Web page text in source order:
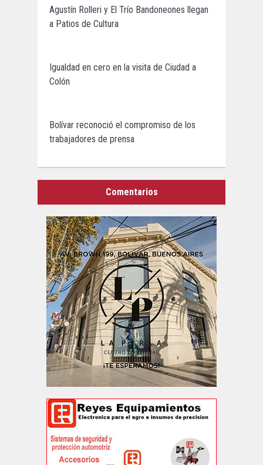
Agustín Rolleri y El Trío Bandoneones llegan
a Patios de Cultura
Igualdad en cero en la visita de Ciudad a
Colón
Bolívar reconoció el compromiso de los
trabajadores de prensa
Comentarios